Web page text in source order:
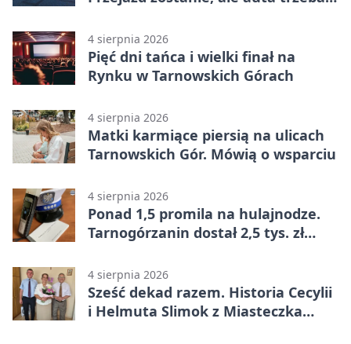
4 sierpnia 2026
Pięć dni tańca i wielki finał na
Rynku w Tarnowskich Górach
4 sierpnia 2026
Matki karmiące piersią na ulicach
Tarnowskich Gór. Mówią o wsparciu
4 sierpnia 2026
Ponad 1,5 promila na hulajnodze.
Tarnogórzanin dostał 2,5 tys. zł
4 sierpnia 2026
Sześć dekad razem. Historia Cecylii
i Helmuta Slimok z Miasteczka